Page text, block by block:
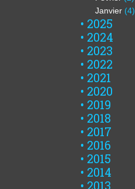
Janvier (4)
2025
2024
2023
2022
2021
2020
2019
2018
2017
2016
2015
2014
2013